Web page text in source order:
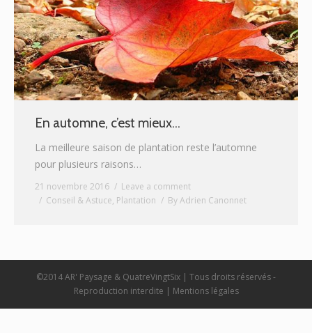
En automne, c’est mieux…
La meilleure saison de plantation reste l’automne
pour plusieurs raisons…
21 novembre 2016
Leave a comment
Conseil & Astuce, Plantation ByAdrien Canonnet
©2014 AR' Paysage & QuatreVingtSix | Tous droits réservés -
Reproduction interdite | Mentions légales